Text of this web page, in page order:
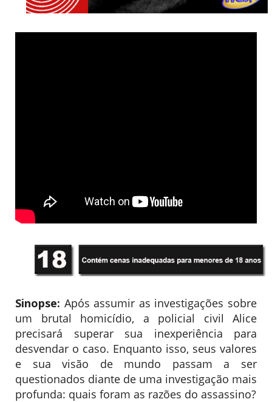
Sinopse: Após assumir as investigações sobre
um brutal homicídio, a policial civil Alice
precisará superar sua inexperiência para
desvendar o caso. Enquanto isso, seus valores
e sua visão de mundo passam a ser
questionados diante de uma investigação mais
profunda: quais foram as razões do assassino?